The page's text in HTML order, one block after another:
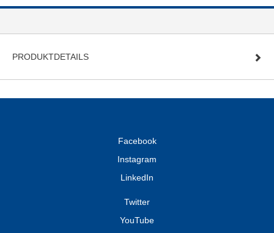
PRODUKTDETAILS
Facebook
Instagram
LinkedIn
Twitter
YouTube